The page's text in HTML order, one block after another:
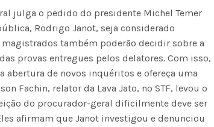
julga o pedido do presidente Michel Temer
Rodrigo Janot, seja considerado
também poderão decidir sobre a
provas entregues pelos delatores. Com isso,
abertura de novos inquéritos e ofereça uma
Fachin, relator da Lava Jato, no STF, levou o
do procurador-geral dificilmente deve ser
afirmam que Janot investigou e denunciou